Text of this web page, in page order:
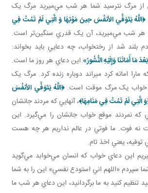
از مرگ نترسيد شما هر شب مي‌ميريد مرگ يک
﴿اللَّهُ يَتَوَفَّي الأنفُسَ حِينَ مَوْتِهَا وَ الَّتِي لَمْ تَمُتْ فِي
هر شب مي‌ميريد، آن يک قدري سنگين‌تر است.
شد از رختخواب، چه دعايي بايد بخواند:
مَا أَمَاتَنَا وَإِلَيْهِ النُّشُورُ» اين دعاي هر روز ما است.
اماته کرد ميراند دوباره زنده کرد. مرگ يک
خواب يک مرگ موقت است.﴿اللَّهُ يَتَوَفَّي الأنفُسَ
الَّتِي لَمْ تَمُتْ فِي مَنَامِهَا﴾، آنهايي که مردند جانشان
که نمردند موقع خواب جانشان را مي‌گيرد. اين
فوت. ما فوتي در عالم نداريم هر چه هست
يعني اخذ تام.
اين دعاي خواب که انسان مي‌خوابد مي‌گويد
سپردم «اللهم اني استودع نفسي» اين را به شما
تنظيم کنيد به ما برگردانيد، اين دعاي هر شب ما